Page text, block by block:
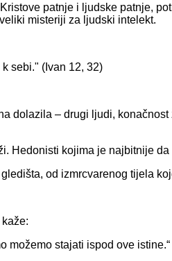
patnje i ljudske patnje,
misteriji za ljudski intelekt.
sebi." (Ivan 12, 32)
dolazila – drugi ljudi,
Hedonisti kojima je najbitnije
od izmrcvarenog tijela
možemo stajati ispod ove istine.“